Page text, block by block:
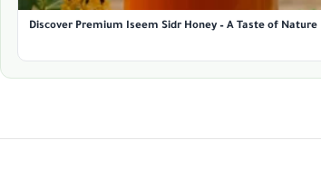
Discover Premium Iseem Sidr Honey – A Taste of Nature